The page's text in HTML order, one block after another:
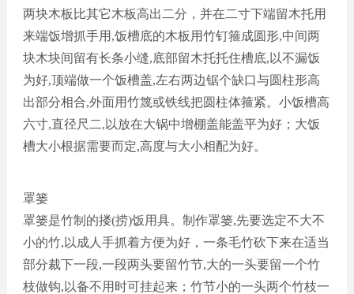
两块木板比其它木板高出二分，并在二寸下端留木托用
来端饭增抓手用,饭槽底的木板用竹钉箍成圆形,中间两
块木块间留有长条小缝,底部留木托托住槽底,以不漏饭
为好,顶端做一个饭槽盖,左右两边锯个缺口与圆柱形高
出部分相合,外面用竹篾或铁线把圆柱体箍紧。小饭槽高
六寸,直径尺二,以放在大锅中增棚盖能盖平为好； 大饭
槽大小根据需要而定,高度与大小相配为好。
罩篓
罩篓是竹制的搂(捞)饭用具。制作罩篓,先要选定不大不
小的竹,以成人手抓着方便为好，一条毛竹砍下来在适当
部分裁下一段,一段两头要留竹节,大的一头要留一个竹
枝做钩,以备不用时可挂起来； 竹节小的一头两个竹枝一